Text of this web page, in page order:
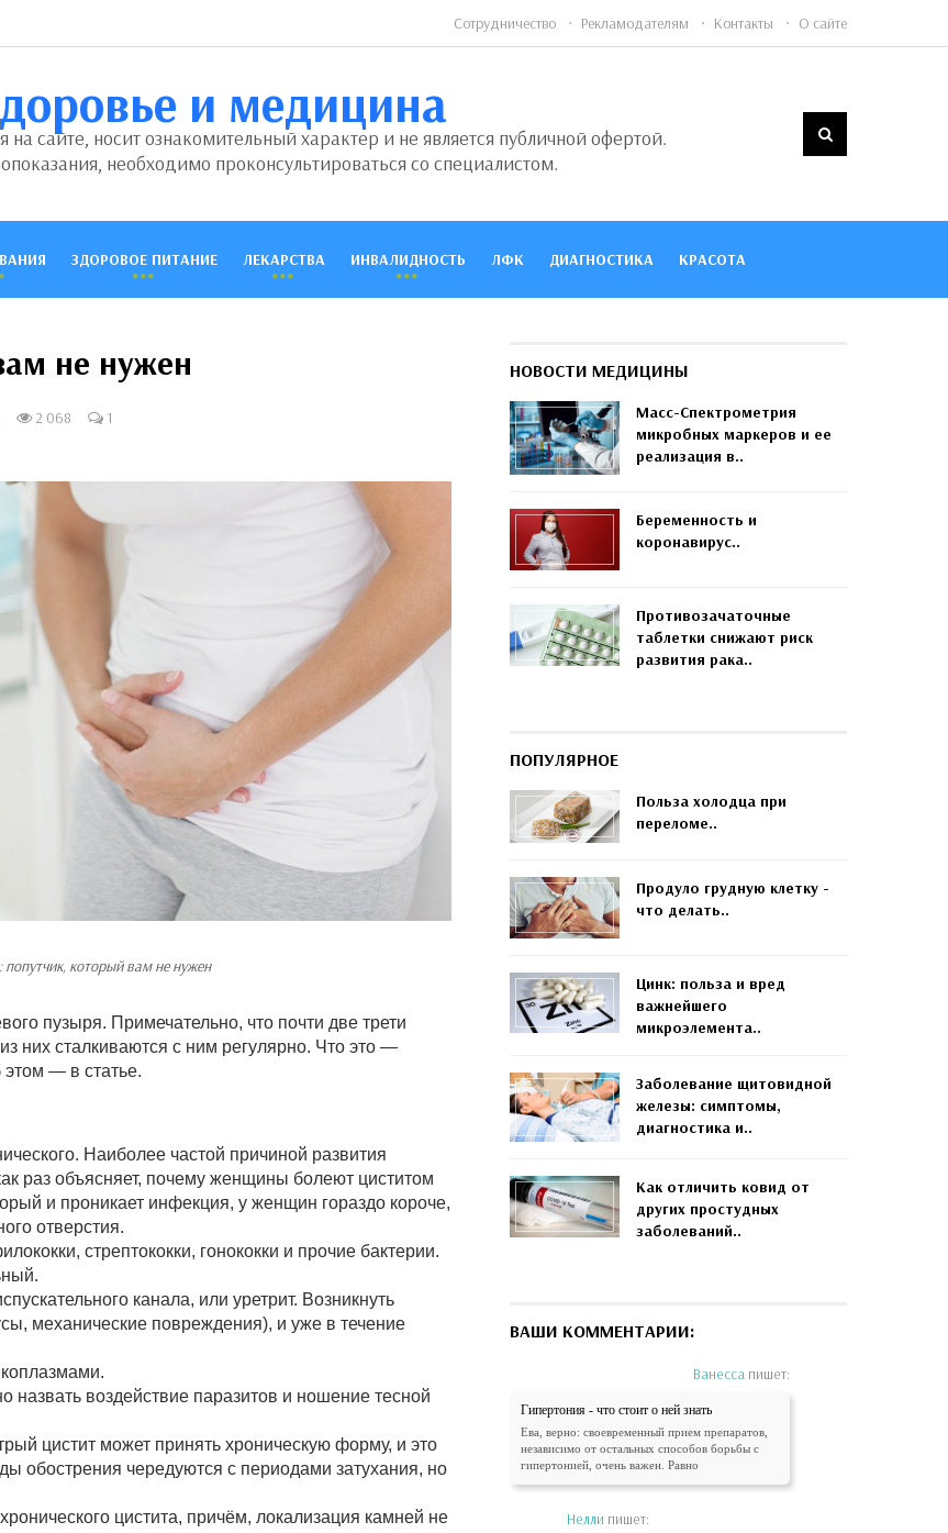
Сотрудничество Рекламодателям Контакты О сайте
и медицина
сайте, носит ознакомительный характер и не является публичной офертой.
необходимо проконсультироваться со специалистом.
ЗДОРОВОЕ ПИТАНИЕ ЛЕКАРСТВА ИНВАЛИДНОСТЬ ЛФК ДИАГНОСТИКА КРАСОТА
не нужен
2 068 1
попутчик, который вам не нужен
пузыря. Примечательно, что почти две трети
сталкиваются с ним регулярно. Что это —
— в статье.
Наиболее частой причиной развития
раз объясняет, почему женщины болеют циститом
и проникает инфекция, у женщин гораздо короче,
отверстия.
стрептококки, гонококки и прочие бактерии.
канала, или уретрит. Возникнуть
механические повреждения), и уже в течение
воздействие паразитов и ношение тесной
цистит может принять хроническую форму, и это
обострения чередуются с периодами затухания, но
цистита, причём, локализация камней не
НОВОСТИ МЕДИЦИНЫ
Масс-Спектрометрия
микробных маркеров и ее
реализация в..
Беременность и
коронавирус..
Противозачаточные
таблетки снижают риск
развития рака..
ПОПУЛЯРНОЕ
Польза холодца при
переломе..
Продуло грудную клетку -
что делать..
Цинк: польза и вред
важнейшего
микроэлемента..
Заболевание щитовидной
железы: симптомы,
диагностика и..
Как отличить ковид от
других простудных
заболеваний..
ВАШИ КОММЕНТАРИИ:
Ванесса пишет:
Гипертония - что стоит о ней знать
Ева, верно: своевременный прием препаратов,
независимо от остальных способов борьбы с
гипертонией, очень важен. Равно
Нелли пишет: